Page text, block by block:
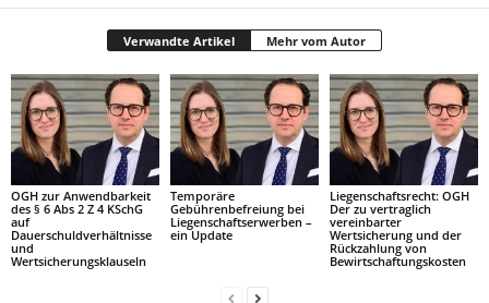
Verwandte Artikel Mehr vom Autor
OGH zur Anwendbarkeit
des § 6 Abs 2 Z 4 KSchG
auf
Dauerschuldverhältnisse
und
Wertsicherungsklauseln
Temporäre
Gebührenbefreiung bei
Liegenschaftserwerben –
ein Update
Liegenschaftsrecht: OGH
Der zu vertraglich
vereinbarter
Wertsicherung und der
Rückzahlung von
Bewirtschaftungskosten